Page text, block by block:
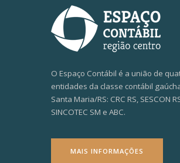
O Espaço Contábil é a união de
entidades da classe contábil
Santa Maria/RS: CRC RS, SESCON
SINCOTEC SM e ABC.
MAIS INFORMAÇÕES